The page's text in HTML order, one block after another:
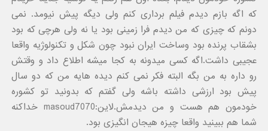
که اگه بازم دیدم فیلم برداری کنم ولی دیگه پیش نیومد. نمی
دونم که چیزی که من دیدم فرا زمینی بود یا نه ولی هرچی که بود
بشقاب پرنده بود وساخت ایران نبود چون شکل و تکنولوژیه واقعا
عجیبی داشت.اگه کسی میدونه به کجا میشه اطلاع داد و وقتش
رو داره به من بگه البته فکر نمی کنم دیده هایه من که دو سال
پیش بود ارزشی داشته باشه ولی گفتم که بدونید تو کشوره
خودمون هم هست و من دیدمش.لاین:masoud7070 خداکنه
شما هم ببینید واقعا چیزه هیجان انگیزی بود.